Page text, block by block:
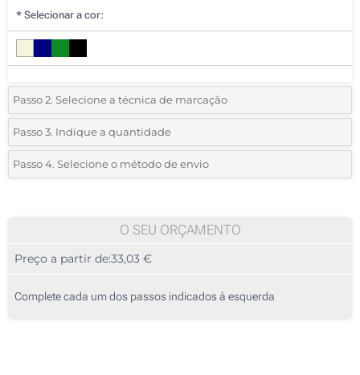
* Selecionar a cor:
Passo 2. Selecione a técnica de marcação
*Selecione o tipo de marcação e as cores do logotipo:
1 Cor (Num lado)
Passo 3. Indique a quantidade
*Quantidade mínima:5
10
25
Passo 4. Selecione o método de envio
O SEU ORÇAMENTO
Preço a partir de:33,03 €
Complete cada um dos passos indicados à esquerda